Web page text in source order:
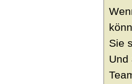
Sie
Und